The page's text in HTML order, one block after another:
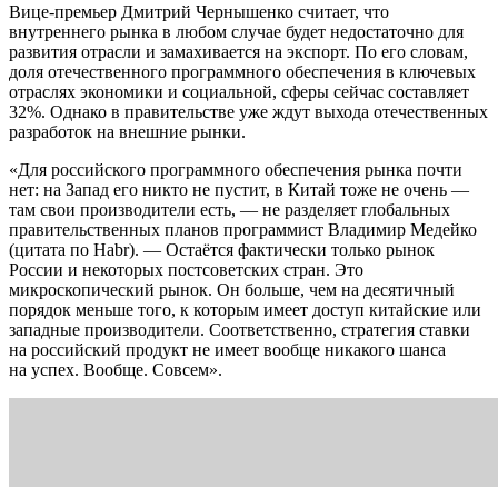
Вице-премьер Дмитрий Чернышенко считает, что
внутреннего рынка в любом случае будет недостаточно для
развития отрасли и замахивается на экспорт. По его словам,
доля отечественного программного обеспечения в ключевых
отраслях экономики и социальной, сферы сейчас составляет
32%. Однако в правительстве уже ждут выхода отечественных
разработок на внешние рынки.
«Для российского программного обеспечения рынка почти
нет: на Запад его никто не пустит, в Китай тоже не очень —
там свои производители есть, — не разделяет глобальных
правительственных планов программист Владимир Медейко
(цитата по Habr). — Остаётся фактически только рынок
России и некоторых постсоветских стран. Это
микроскопический рынок. Он больше, чем на десятичный
порядок меньше того, к которым имеет доступ китайские или
западные производители. Соответственно, стратегия ставки
на российский продукт не имеет вообще никакого шанса
на успех. Вообще. Совсем».